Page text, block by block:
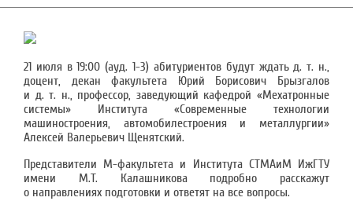
21 июля в 19:00 (ауд. 1-3) абитуриентов будут ждать д. т. н.,
доцент, декан факультета Юрий Борисович Брызгалов
и д. т. н., профессор, заведующий кафедрой «Мехатронные
системы» Института «Современные технологии
машиностроения, автомобилестроения и металлургии»
Алексей Валерьевич Щенятский.
Представители М-факультета и Института СТМАиМ ИжГТУ
имени М.Т. Калашникова подробно расскажут
о направлениях подготовки и ответят на все вопросы.